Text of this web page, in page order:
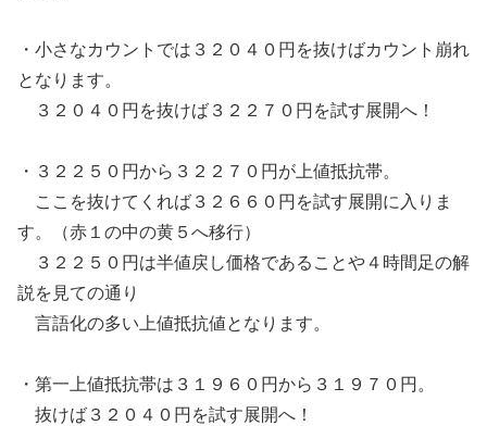
・小さなカウントでは３２０４０円を抜けばカウント崩れ
となります。
３２０４０円を抜けば３２２７０円を試す展開へ！
・３２２５０円から３２２７０円が上値抵抗帯。
ここを抜けてくれば３２６６０円を試す展開に入りま
す。（赤１の中の黄５へ移行）
３２２５０円は半値戻し価格であることや４時間足の解
説を見ての通り
言語化の多い上値抵抗値となります。
・第一上値抵抗帯は３１９６０円から３１９７０円。
抜けば３２０４０円を試す展開へ！